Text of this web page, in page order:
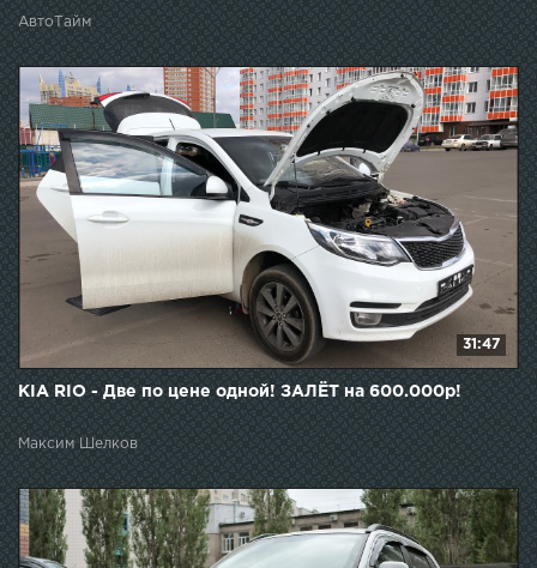
АвтоТайм
31:47
KIA RIO - Две по цене одной! ЗАЛЁТ на 600.000р!
Максим Шелков